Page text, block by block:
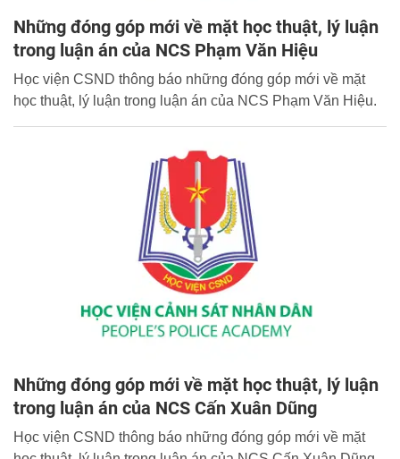
Những đóng góp mới về mặt học thuật, lý luận
trong luận án của NCS Phạm Văn Hiệu
Học viện CSND thông báo những đóng góp mới về mặt
học thuật, lý luận trong luận án của NCS Phạm Văn Hiệu.
Những đóng góp mới về mặt học thuật, lý luận
trong luận án của NCS Cấn Xuân Dũng
Học viện CSND thông báo những đóng góp mới về mặt